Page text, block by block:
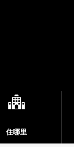
住哪里